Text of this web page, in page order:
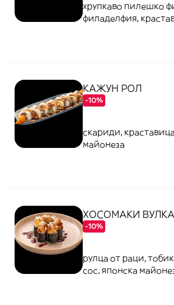
хрупкаво пилешко
филаделфия,
КАЖУН РОЛ
-10%
скариди,
майонеза
ХОСОМАКИ
-10%
рулца от раци,
сос, японска